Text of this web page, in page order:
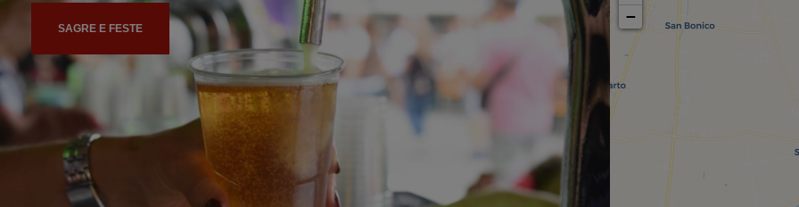
SAGRE E FESTE
−